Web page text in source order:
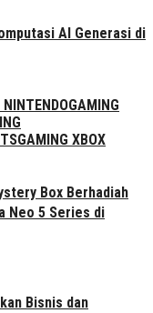
AI Generasi di
GAMING
GAMING XBOX
Box Berhadiah
Neo 5 Series di
Bisnis dan